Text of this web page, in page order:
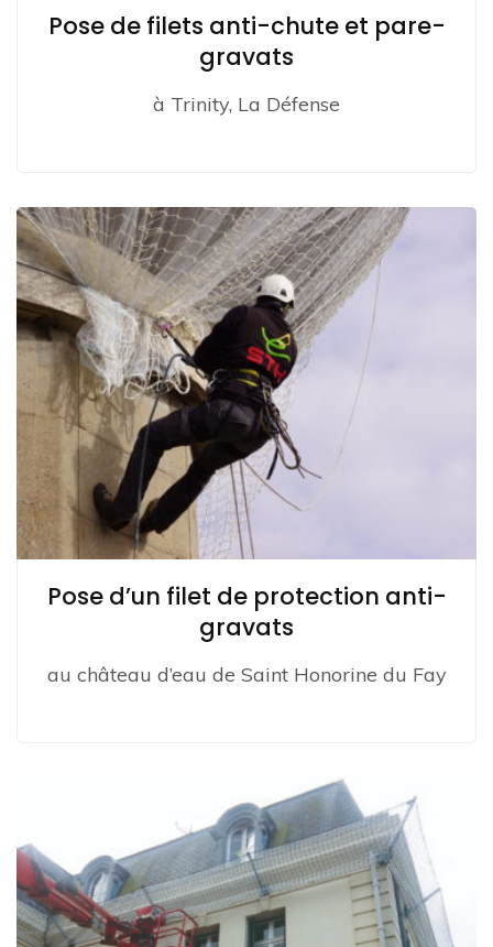
Pose de filets anti-chute et pare-
gravats
à Trinity, La Défense
Pose d’un filet de protection anti-
gravats
au château d’eau de Saint Honorine du Fay